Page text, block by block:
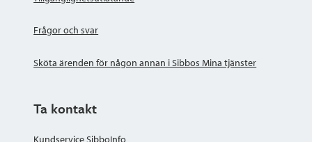
Frågor och svar
Sköta ärenden för någon annan i Sibbos Mina tjänster
Ta kontakt
Kundservice SibboInfo